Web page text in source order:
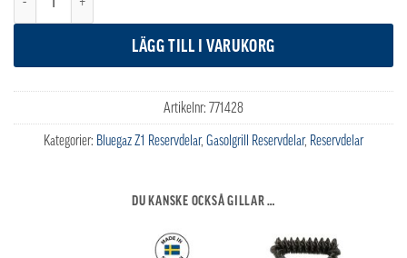
LÄGG TILL I VARUKORG
Artikelnr: 771428
Kategorier: Bluegaz Z1 Reservdelar, Gasolgrill Reservdelar, Reservdelar
DU KANSKE OCKSÅ GILLAR …